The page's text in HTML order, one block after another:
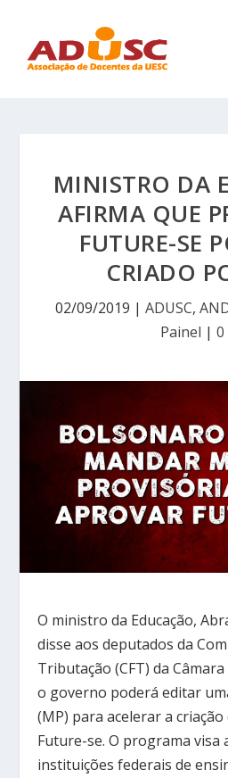
MINISTRO DA
AFIRMA QUE
FUTURE-SE
CRIADO
02/09/2019 | ADUSC,
Painel | 0
O ministro da Educação,
disse aos deputados da
Tributação (CFT) da
o governo poderá editar
(MP) para acelerar a
Future-se. O programa visa
instituições federais de